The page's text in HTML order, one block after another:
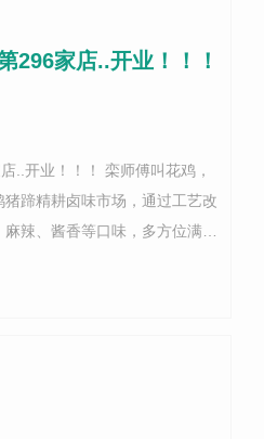
296家店..开业！！！
..开业！！！ 栾师傅叫花鸡，
蹄精耕卤味市场，通过工艺改
辣、酱香等口味，多方位满足